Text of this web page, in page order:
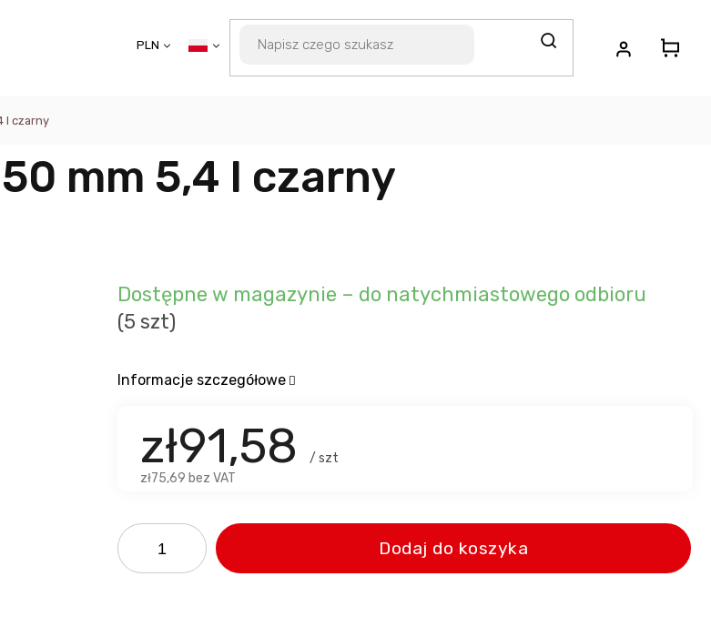
PLN
l czarny
mm 5,4 l czarny
zł91,58
/ szt
zł75,69 bez VAT
Dostępne w magazynie – do natychmiastowego odbioru
(5 szt)
Dodaj do koszyka
Informacje szczegółowe